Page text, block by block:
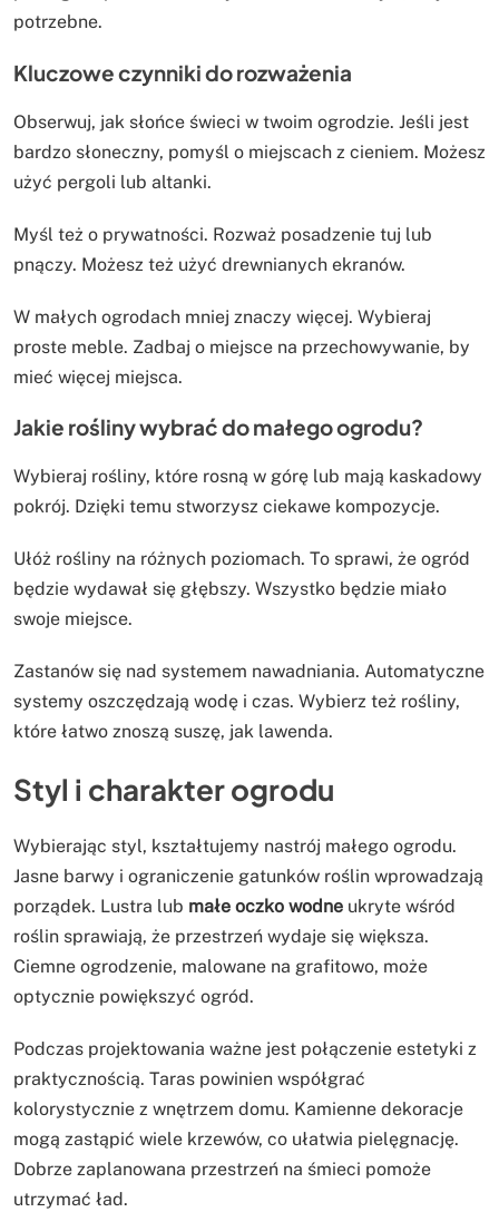
potrzebne.
Kluczowe czynniki do rozważenia
Obserwuj, jak słońce świeci w twoim ogrodzie. Jeśli jest
bardzo słoneczny, pomyśl o miejscach z cieniem. Możesz
użyć pergoli lub altanki.
Myśl też o prywatności. Rozważ posadzenie tuj lub
pnączy. Możesz też użyć drewnianych ekranów.
W małych ogrodach mniej znaczy więcej. Wybieraj
proste meble. Zadbaj o miejsce na przechowywanie, by
mieć więcej miejsca.
Jakie rośliny wybrać do małego ogrodu?
Wybieraj rośliny, które rosną w górę lub mają kaskadowy
pokrój. Dzięki temu stworzysz ciekawe kompozycje.
Ułóż rośliny na różnych poziomach. To sprawi, że ogród
będzie wydawał się głębszy. Wszystko będzie miało
swoje miejsce.
Zastanów się nad systemem nawadniania. Automatyczne
systemy oszczędzają wodę i czas. Wybierz też rośliny,
które łatwo znoszą suszę, jak lawenda.
Styl i charakter ogrodu
Wybierając styl, kształtujemy nastrój małego ogrodu.
Jasne barwy i ograniczenie gatunków roślin wprowadzają
porządek. Lustra lub małe oczko wodne ukryte wśród
roślin sprawiają, że przestrzeń wydaje się większa.
Ciemne ogrodzenie, malowane na grafitowo, może
optycznie powiększyć ogród.
Podczas projektowania ważne jest połączenie estetyki z
praktycznością. Taras powinien współgrać
kolorystycznie z wnętrzem domu. Kamienne dekoracje
mogą zastąpić wiele krzewów, co ułatwia pielęgnację.
Dobrze zaplanowana przestrzeń na śmieci pomoże
utrzymać ład.